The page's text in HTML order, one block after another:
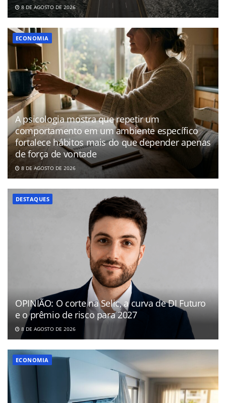
8 DE AGOSTO DE 2026
ECONOMIA
A psicologia mostra que repetir um
comportamento em um ambiente específico
fortalece hábitos mais do que depender apenas
de força de vontade
8 DE AGOSTO DE 2026
DESTAQUES
OPINIÃO: O corte na Selic, a curva de DI Futuro
e o prêmio de risco para 2027
8 DE AGOSTO DE 2026
ECONOMIA